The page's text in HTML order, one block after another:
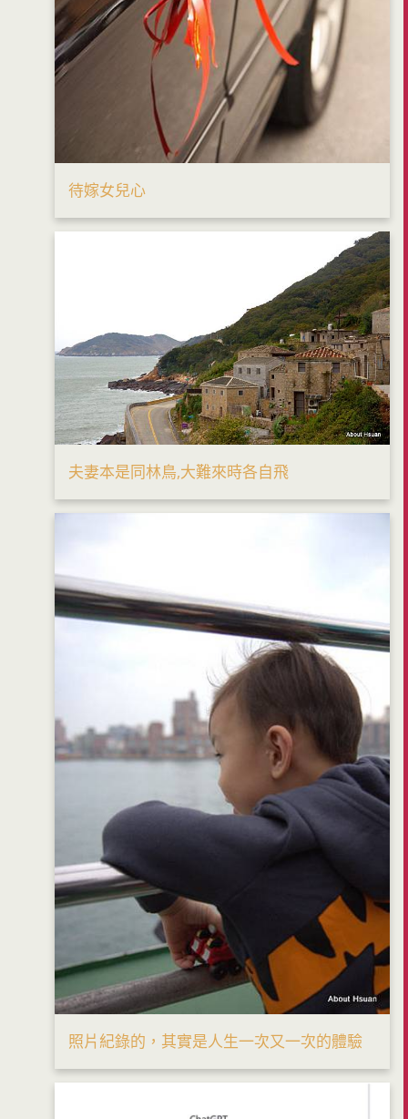
待嫁女兒心
夫妻本是同林鳥,大難來時各自飛
照片紀錄的，其實是人生一次又一次的體驗